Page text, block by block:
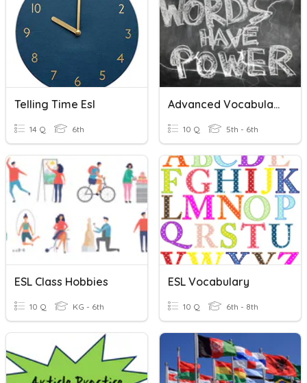
Telling Time Esl
14 Q 6th
Advanced Vocabulary 6th Grade ESL
10 Q 5th - 6th
ESL Class Hobbies
10 Q KG - 6th
ESL Vocabulary
10 Q 6th - 8th